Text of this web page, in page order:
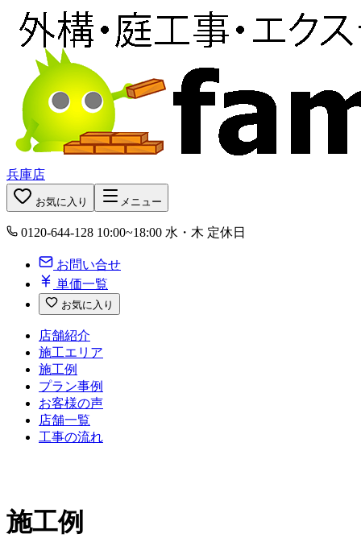
兵庫店
お気に入り メニュー
0120-644-128 10:00~18:00 水・木 定休日
お問い合せ
単価一覧
お気に入り
店舗紹介
施工エリア
施工例
プラン事例
お客様の声
店舗一覧
工事の流れ
施工例